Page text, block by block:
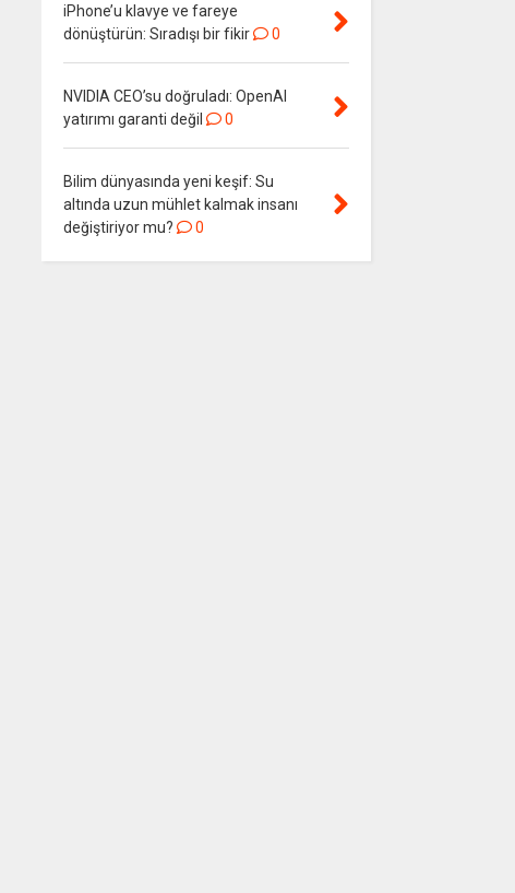
iPhone’u klavye ve fareye
dönüştürün: Sıradışı bir fikir
0
NVIDIA CEO’su doğruladı: OpenAI
yatırımı garanti değil
0
Bilim dünyasında yeni keşif: Su
altında uzun mühlet kalmak insanı
değiştiriyor mu?
0